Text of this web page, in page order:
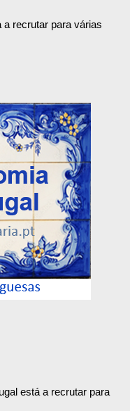
recrutar para várias
está a recrutar para